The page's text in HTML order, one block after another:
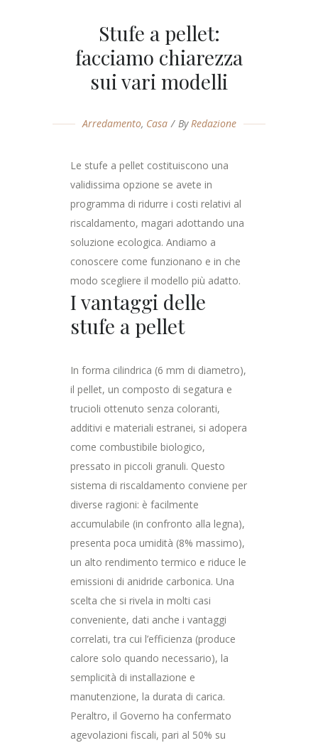
Stufe a pellet:
facciamo chiarezza
sui vari modelli
Arredamento, Casa ByRedazione
Le stufe a pellet costituiscono una
validissima opzione se avete in
programma di ridurre i costi relativi al
riscaldamento, magari adottando una
soluzione ecologica. Andiamo a
conoscere come funzionano e in che
modo scegliere il modello più adatto.
I vantaggi delle
stufe a pellet
In forma cilindrica (6 mm di diametro),
il pellet, un composto di segatura e
trucioli ottenuto senza coloranti,
additivi e materiali estranei, si adopera
come combustibile biologico,
pressato in piccoli granuli. Questo
sistema di riscaldamento conviene per
diverse ragioni: è facilmente
accumulabile (in confronto alla legna),
presenta poca umidità (8% massimo),
un alto rendimento termico e riduce le
emissioni di anidride carbonica. Una
scelta che si rivela in molti casi
conveniente, dati anche i vantaggi
correlati, tra cui l’efficienza (produce
calore solo quando necessario), la
semplicità di installazione e
manutenzione, la durata di carica.
Peraltro, il Governo ha confermato
agevolazioni fiscali, pari al 50% su